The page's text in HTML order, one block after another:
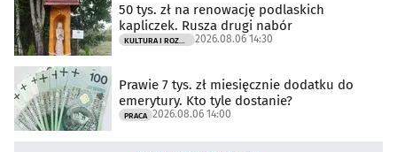
50 tys. zł na renowację podlaskich
kapliczek. Rusza drugi nabór
2026.08.06 14:30
Prawie 7 tys. zł miesięcznie dodatku do
emerytury. Kto tyle dostanie?
PRACA 2026.08.06 14:00